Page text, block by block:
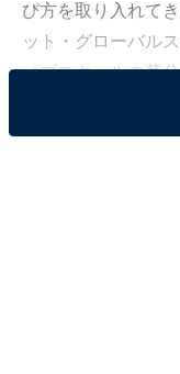
び方を取り入れて
ット・グローバル
ィブスクールの草
今回は、TCSの教